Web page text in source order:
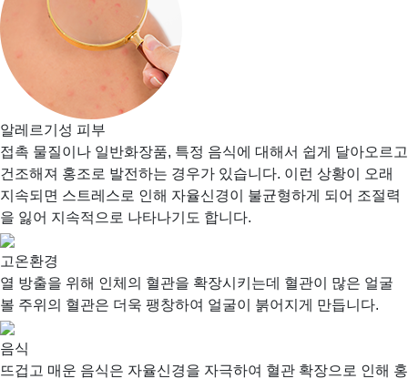
알레르기성 피부
접촉 물질이나 일반화장품, 특정 음식에 대해서 쉽게 달아오르고
건조해져 홍조로 발전하는 경우가 있습니다. 이런 상황이 오래
지속되면 스트레스로 인해 자율신경이 불균형하게 되어 조절력
을 잃어 지속적으로 나타나기도 합니다.
고온환경
열 방출을 위해 인체의 혈관을 확장시키는데 혈관이 많은 얼굴
볼 주위의 혈관은 더욱 팽창하여 얼굴이 붉어지게 만듭니다.
음식
뜨겁고 매운 음식은 자율신경을 자극하여 혈관 확장으로 인해 홍